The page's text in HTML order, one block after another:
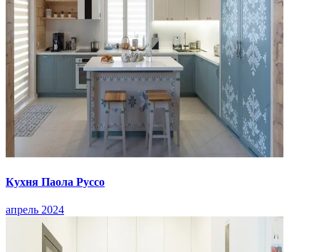
Кухня Паола Руссо
апрель 2024